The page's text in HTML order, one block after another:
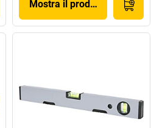
Mostra il prodotto